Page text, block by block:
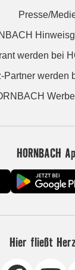
Presse/
werden bei
Partner werden
HORNBACH
Hier fließt